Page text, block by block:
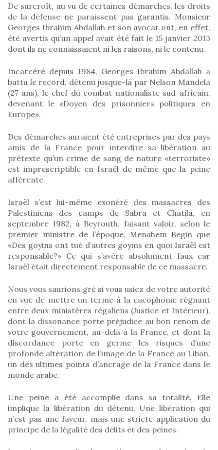
De surcroît, au vu de certaines démarches, les droits
de la défense ne paraissent pas garantis. Monsieur
Georges Ibrahim Abdallah et son avocat ont, en effet,
été avertis qu’un appel avait été fait le 15 janvier 2013
dont ils ne connaissaient ni les raisons, ni le contenu.
Incarcéré depuis 1984, Georges Ibrahim Abdallah a
battu le record, détenu jusque-là par Nelson Mandela
(27 ans), le chef du combat nationaliste sud-africain,
devenant le «Doyen des prisonniers politiques en
Europe».
Des démarches auraient été entreprises par des pays
amis de la France pour interdire sa libération au
prétexte qu’un crime de sang de nature «terroriste»
est imprescriptible en Israël de même que la peine
afférente.
Israël s’est lui-même exonéré des massacres des
Palestiniens des camps de Sabra et Chatila, en
septembre 1982, à Beyrouth, faisant valoir, selon le
premier ministre de l’époque, Menahem Begin que
«Des goyins ont tué d’autres goyins en quoi Israël est
responsable?» Ce qui s’avère absolument faux car
Israël était directement responsable de ce massacre.
Nous vous saurions gré si vous usiez de votre autorité
en vue de mettre un terme à la cacophonie régnant
entre deux ministères régaliens (Justice et Intérieur),
dont la dissonance porte préjudice au bon renom de
votre gouvernement, au-delà à la France, et dont la
discordance porte en germe les risques d’une
profonde altération de l’image de la France au Liban,
un des ultimes points d’ancrage de la France dans le
monde arabe.
Une peine a été accomplie dans sa totalité. Elle
implique la libération du détenu. Une libération qui
n’est pas une faveur, mais une stricte application du
principe de la légalité des délits et des peines.